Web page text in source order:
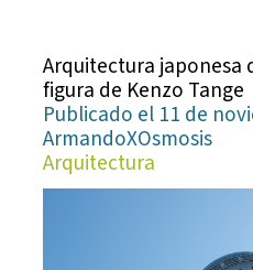
Arquitectura japonesa
figura de Kenzo Tange
Publicado el 11 de
ArmandoXOsmosis
Arquitectura